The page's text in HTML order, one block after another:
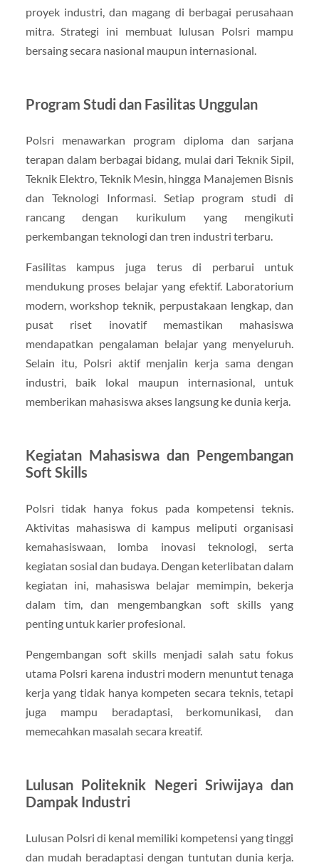
proyek industri, dan magang di berbagai perusahaan
mitra. Strategi ini membuat lulusan Polsri mampu
bersaing secara nasional maupun internasional.
Program Studi dan Fasilitas Unggulan
Polsri menawarkan program diploma dan sarjana
terapan dalam berbagai bidang, mulai dari Teknik Sipil,
Teknik Elektro, Teknik Mesin, hingga Manajemen Bisnis
dan Teknologi Informasi. Setiap program studi di
rancang dengan kurikulum yang mengikuti
perkembangan teknologi dan tren industri terbaru.
Fasilitas kampus juga terus di perbarui untuk
mendukung proses belajar yang efektif. Laboratorium
modern, workshop teknik, perpustakaan lengkap, dan
pusat riset inovatif memastikan mahasiswa
mendapatkan pengalaman belajar yang menyeluruh.
Selain itu, Polsri aktif menjalin kerja sama dengan
industri, baik lokal maupun internasional, untuk
memberikan mahasiswa akses langsung ke dunia kerja.
Kegiatan Mahasiswa dan Pengembangan
Soft Skills
Polsri tidak hanya fokus pada kompetensi teknis.
Aktivitas mahasiswa di kampus meliputi organisasi
kemahasiswaan, lomba inovasi teknologi, serta
kegiatan sosial dan budaya. Dengan keterlibatan dalam
kegiatan ini, mahasiswa belajar memimpin, bekerja
dalam tim, dan mengembangkan soft skills yang
penting untuk karier profesional.
Pengembangan soft skills menjadi salah satu fokus
utama Polsri karena industri modern menuntut tenaga
kerja yang tidak hanya kompeten secara teknis, tetapi
juga mampu beradaptasi, berkomunikasi, dan
memecahkan masalah secara kreatif.
Lulusan Politeknik Negeri Sriwijaya dan
Dampak Industri
Lulusan Polsri di kenal memiliki kompetensi yang tinggi
dan mudah beradaptasi dengan tuntutan dunia kerja.